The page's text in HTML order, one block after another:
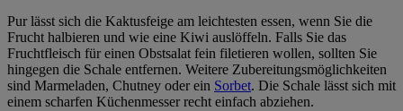
Pur lässt sich die Kaktusfeige am leichtesten essen, wenn Sie die
Frucht halbieren und wie eine Kiwi auslöffeln. Falls Sie das
Fruchtfleisch für einen Obstsalat fein filetieren wollen, sollten Sie
hingegen die Schale entfernen. Weitere Zubereitungsmöglichkeiten
sind Marmeladen, Chutney oder ein Sorbet. Die Schale lässt sich mit
einem scharfen Küchenmesser recht einfach abziehen.